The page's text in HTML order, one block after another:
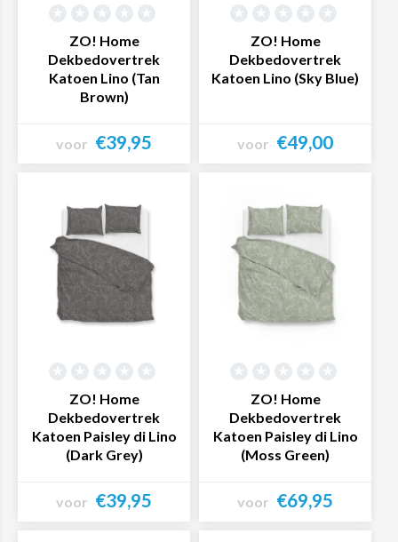
ZO! Home
Dekbedovertrek
Katoen Lino (Tan
Brown)
voor €39,95
ZO! Home
Dekbedovertrek
Katoen Lino (Sky Blue)
voor €49,00
ZO! Home
Dekbedovertrek
Katoen Paisley di Lino
(Dark Grey)
voor €39,95
ZO! Home
Dekbedovertrek
Katoen Paisley di Lino
(Moss Green)
voor €69,95